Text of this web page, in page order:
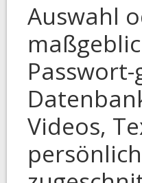
Auswahl
Videos,